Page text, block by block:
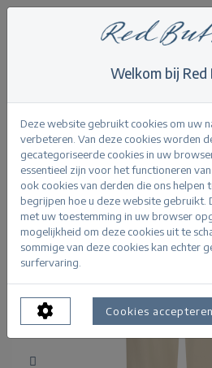
Butter yellow
>
Terug
Welkom bij
Deze website gebruikt cookies om uw
verbeteren. Van deze cookies worden
gecategoriseerde cookies in uw
essentieel zijn voor het functioneren
ook cookies van derden die ons helpen
begrijpen hoe u deze website gebruikt.
met uw toestemming in uw browser
mogelijkheid om deze cookies uit te
sommige van deze cookies kan echter
surfervaring.
Cookies